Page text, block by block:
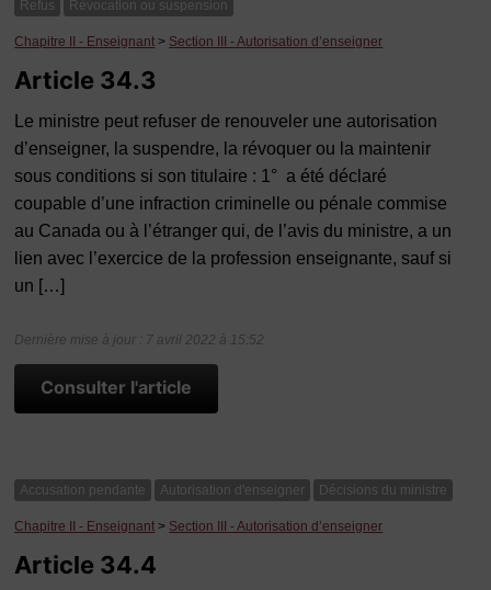
Refus Révocation ou suspension
Chapitre II - Enseignant > Section III - Autorisation d’enseigner
Article 34.3
Le ministre peut refuser de renouveler une autorisation
d’enseigner, la suspendre, la révoquer ou la maintenir
sous conditions si son titulaire : 1° a été déclaré
coupable d’une infraction criminelle ou pénale commise
au Canada ou à l’étranger qui, de l’avis du ministre, a un
lien avec l’exercice de la profession enseignante, sauf si
un […]
Dernière mise à jour : 7 avril 2022 à 15:52
Consulter l'article
Accusation pendante Autorisation d'enseigner Décisions du ministre
Chapitre II - Enseignant > Section III - Autorisation d’enseigner
Article 34.4